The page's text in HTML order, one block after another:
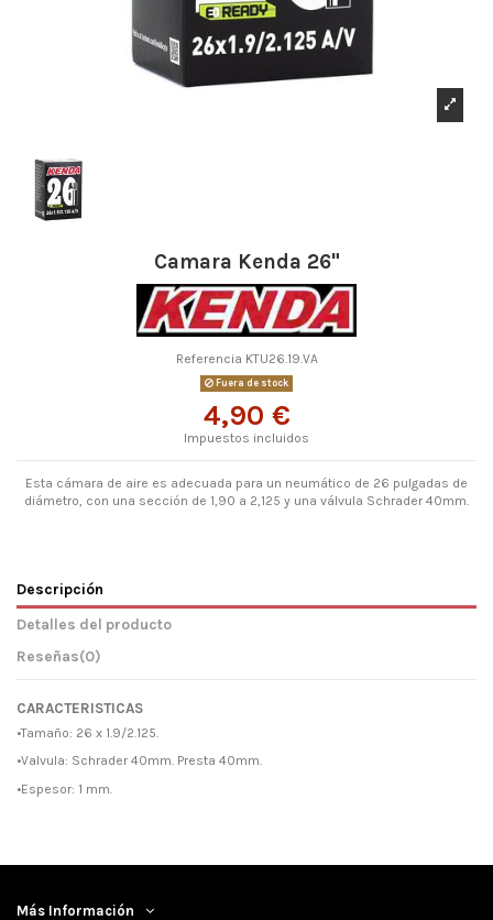
Camara Kenda 26"
Referencia KTU26.19.VA
Fuera de stock
4,90 €
Impuestos incluidos
Esta cámara de aire es adecuada para un neumático de 26 pulgadas de
diámetro, con una sección de 1,90 a 2,125 y una válvula Schrader 40mm.
Descripción
Detalles del producto
Reseñas(0)
CARACTERISTICAS
•Tamaño: 26 x 1.9/2.125.
•Valvula: Schrader 40mm. Presta 40mm.
•Espesor: 1 mm.
Más Información